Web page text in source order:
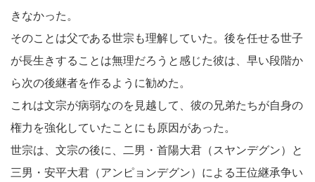
きなかった。
そのことは父である世宗も理解していた。後を任せる世子
が長生きすることは無理だろうと感じた彼は、早い段階か
ら次の後継者を作るように勧めた。
これは文宗が病弱なのを見越して、彼の兄弟たちが自身の
権力を強化していたことにも原因があった。
世宗は、文宗の後に、二男・首陽大君（スヤンデグン）と
三男・安平大君（アンピョンデグン）による王位継承争い